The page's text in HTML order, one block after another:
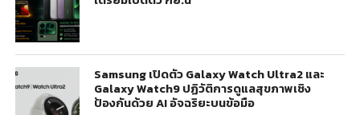
Samsung เปิดตัว Galaxy Watch Ultra2 และ
Galaxy Watch9 ปฏิวัติการดูแลสุขภาพเชิง
ป้องกันด้วย AI อัจฉริยะบนข้อมือ